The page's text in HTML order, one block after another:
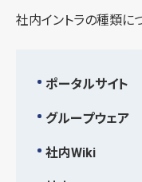
社内イントラの種類に
ポータルサイト
グループウェア
社内Wiki